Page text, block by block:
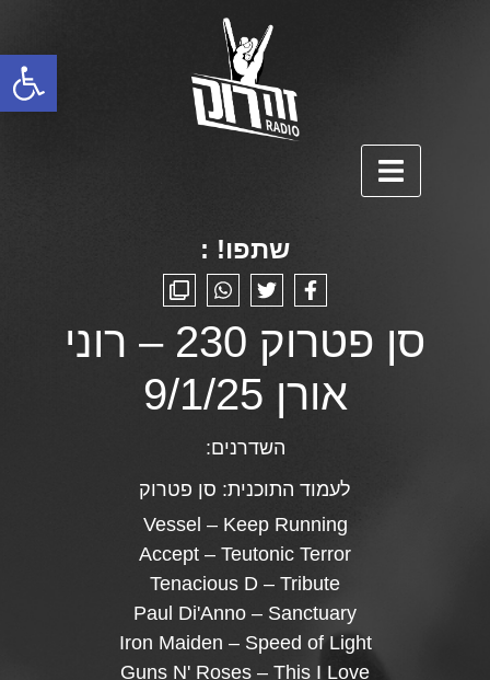
פתח סרגל נגישות
שתפו! :
סן פטרוק 230 – רוני
אורן 9/1/25
השדרנים:
לעמוד התוכנית: סן פטרוק
Vessel – Keep Running
Accept – Teutonic Terror
Tenacious D – Tribute
Paul Di'Anno – Sanctuary
Iron Maiden – Speed of Light
Guns N' Roses – This I Love